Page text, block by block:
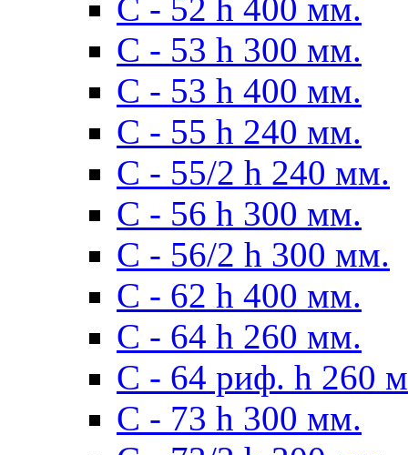
C - 52 h 400 мм.
С - 53 h 300 мм.
С - 53 h 400 мм.
С - 55 h 240 мм.
С - 55/2 h 240 мм.
С - 56 h 300 мм.
С - 56/2 h 300 мм.
С - 62 h 400 мм.
С - 64 h 260 мм.
С - 64 риф. h 260
С - 73 h 300 мм.